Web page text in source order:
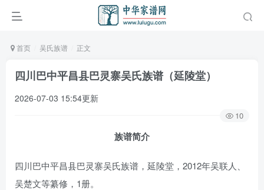
首页 吴氏族谱 正文
四川巴中平昌县巴灵寨吴氏族谱（延陵堂）
2026-07-03 15:54更新
10
族谱简介
四川巴中平昌县巴灵寨吴氏族谱，延陵堂，2012年吴联人、
吴楚文等纂修，1册。